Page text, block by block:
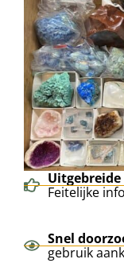
Feitelijke
Snel
gebruik